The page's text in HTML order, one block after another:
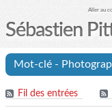
Aller au
Sébastien
Mot-clé -
Fil des entrées